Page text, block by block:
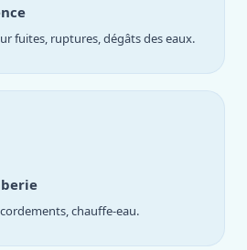
fuites, ruptures, dégâts des eaux.
chauffe-eau.